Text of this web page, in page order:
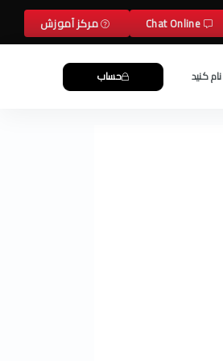
مرکز آموزش
کنید حساب